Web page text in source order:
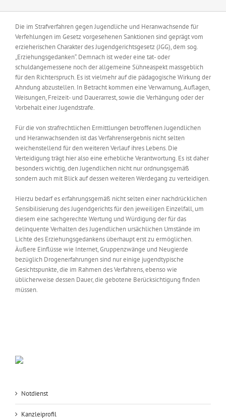
Die im Strafverfahren gegen Jugendliche und Heranwachsende für
Verfehlungen im Gesetz vorgesehenen Sanktionen sind geprägt vom
erzieherischen Charakter des Jugendgerichtsgesetz (JGG), dem sog.
„Erziehungsgedanken“. Demnach ist weder eine tat- oder
schuldangemessene noch der allgemeine Sühneaspekt massgeblich
für den Richterspruch. Es ist vielmehr auf die pädagogische Wirkung der
Ahndung abzustellen. In Betracht kommen eine Verwarnung, Auflagen,
Weisungen, Freizeit- und Dauerarrest, sowie die Verhängung oder der
Vorbehalt einer Jugendstrafe.
Für die von strafrechtlichen Ermittlungen betroffenen Jugendlichen
und Heranwachsenden ist das Verfahrensergebnis nicht selten
weichenstellend für den weiteren Verlauf ihres Lebens. Die
Verteidigung trägt hier also eine erhebliche Verantwortung. Es ist daher
besonders wichtig, den Jugendlichen nicht nur ordnungsgemäß
sondern auch mit Blick auf dessen weiteren Werdegang zu verteidigen.
Hierzu bedarf es erfahrungsgemäß nicht selten einer nachdrücklichen
Sensibilisierung des Jugendgerichts für den jeweiligen Einzelfall, um
diesem eine sachgerechte Wertung und Würdigung der für das
delinquente Verhalten des Jugendlichen ursächlichen Umstände im
Lichte des Erziehungsgedankens überhaupt erst zu ermöglichen.
Äußere Einflüsse wie Internet, Gruppenzwänge und Neugierde
bezüglich Drogenerfahrungen sind nur einige jugendtypische
Gesichtspunkte, die im Rahmen des Verfahrens, ebenso wie
üblicherweise dessen Dauer, die gebotene Berücksichtigung finden
müssen.
Notdienst
Kanzleiprofil